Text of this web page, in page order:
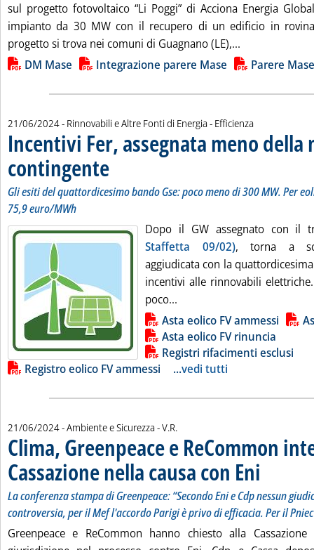
sul progetto fotovoltaico “Li Poggi” di Acciona Energia
impianto da 30 MW con il recupero di un edificio in
progetto si trova nei comuni di Guagnano (LE),...
Lista allegati PDF alla notizia
DM Mase Integrazione parere Mase Parere Mase
21/06/2024- Rinnovabili e Altre Fonti di Energia - Efficienza
Incentivi Fer, assegnata meno della
contingente . Sottotitolo: Gli esiti del quattordicesimo bando Gse:
. Pubblicata venerdì 21 giugno 2024 alle 14.37.
Gli esiti del quattordicesimo bando Gse: poco meno di 300 MW. Per
75,9 euro/MWh
Dopo il GW assegnato con il
Staffetta 09/02), torna a
aggiudicata con la
incentivi alle rinnovabili
poco...
Lista allegati PDF alla notiziaAsta eolico FV ammessi
Asta eolico FV rinuncia
Registri rifacimenti esclusi
Registro eolico FV ammessi
...vedi tutti
21/06/2024- Ambiente e Sicurezza -di:
V.R.
Clima, Greenpeace e ReCommon
Cassazione nella causa con Eni
La conferenza stampa di Greenpeace: “Secondo Eni e Cdp nessun
controversia, per il Mef l'accordo Parigi è privo di efficacia. Per il
Greenpeace e ReCommon hanno chiesto alla